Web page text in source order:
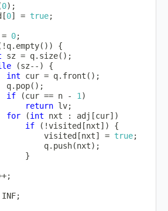
0) ;
[0] = true;
= 0;
! q. empty( ) )
{
sz = q. size( ) ;
(sz-- )
{
int cur = q. front ( ) ;
q
. pop( ) ;
if
(cur == n - 1 )
return lv;
for
(int nxt : adj [cur] )
if
( !visited [nxt] )
{
visited
[nxt] = true;
q
. push(nxt) ;
}
;
;